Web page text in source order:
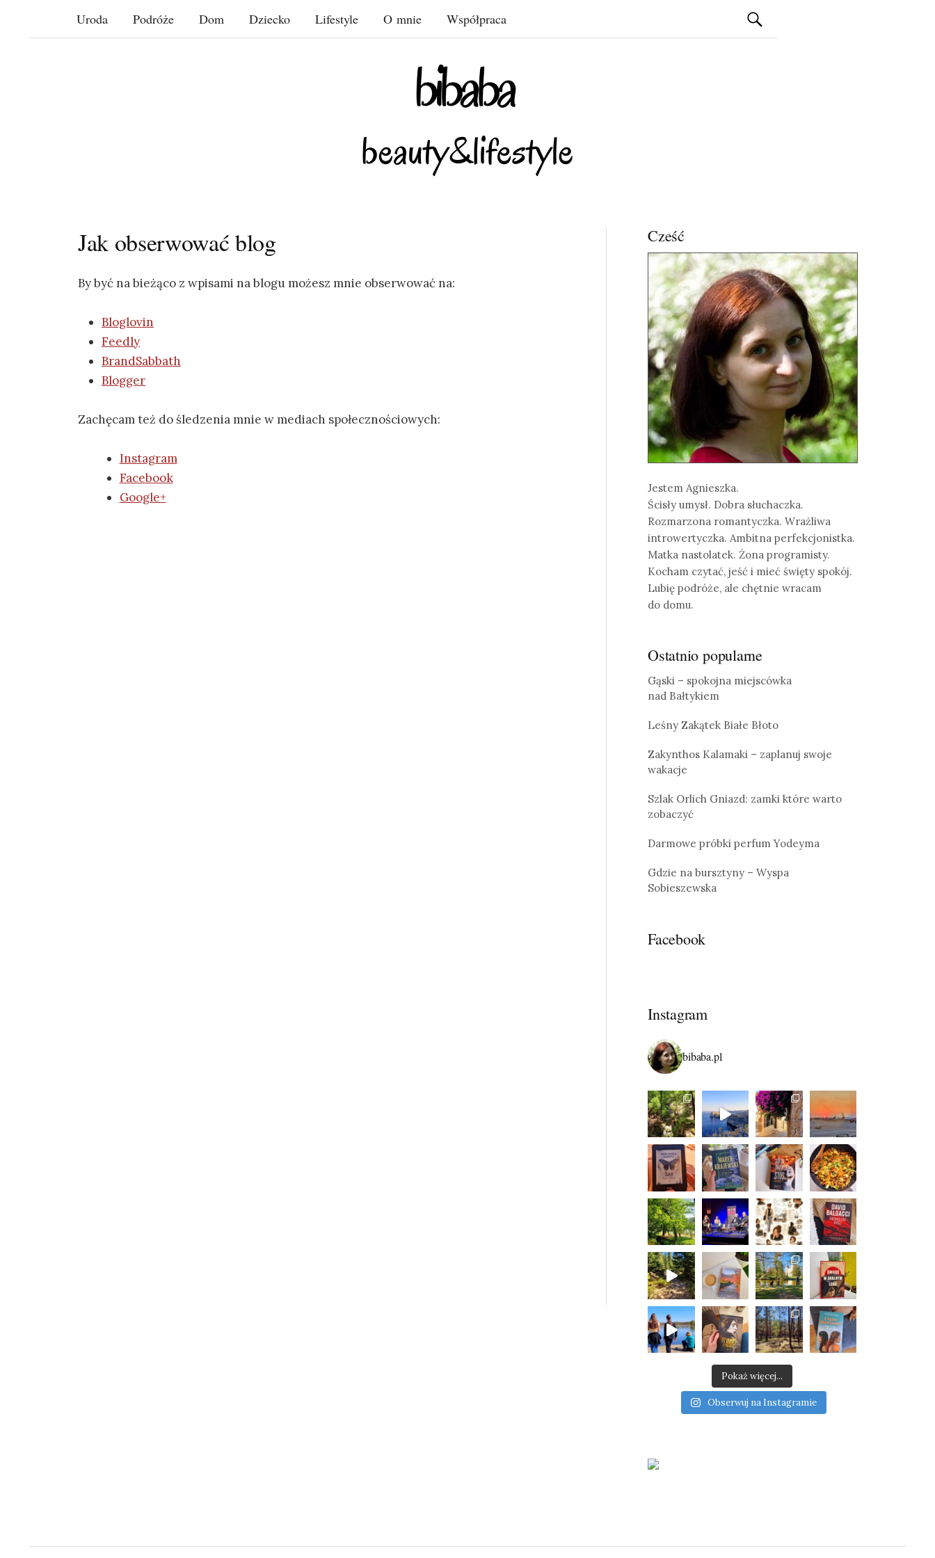
Uroda Podróże Dom Dziecko Lifestyle O mnie Współpraca Szukaj:
Jak obserwować blog
By być na bieżąco z wpisami na blogu możesz mnie obserwować na:
Bloglovin
Feedly
BrandSabbath
Blogger
Zachęcam też do śledzenia mnie w mediach społecznościowych:
Instagram
Facebook
Google+
Cześć
Jestem Agnieszka.
Ścisły umysł. Dobra słuchaczka.
Rozmarzona romantyczka. Wrażliwa
introwertyczka. Ambitna perfekcjonistka.
Matka nastolatek. Żona programisty.
Kocham czytać, jeść i mieć święty spokój.
Lubię podróże, ale chętnie wracam
do domu.
Ostatnio popularne
Gąski – spokojna miejscówka
nad Bałtykiem
Leśny Zakątek Białe Błoto
Zakynthos Kalamaki – zaplanuj swoje
wakacje
Szlak Orlich Gniazd: zamki które warto
zobaczyć
Darmowe próbki perfum Yodeyma
Gdzie na bursztyny – Wyspa
Sobieszewska
Facebook
Instagram
bibaba.pl
Pokaż więcej...
Obserwuj na Instagramie